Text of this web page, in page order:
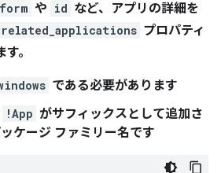
や id など、アプリの詳細を
related_applications プロパティ
。
である必要があります
!App がサフィックスとして追加さ
ケージ ファミリー名です